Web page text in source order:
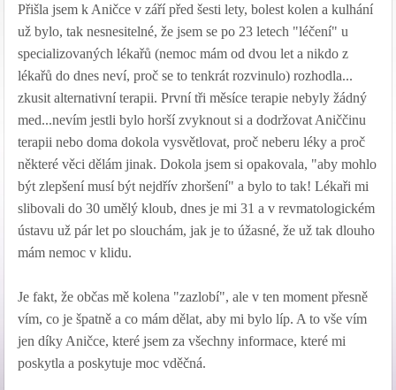
Přišla jsem k Aničce v září před šesti lety, bolest kolen a kulhání
už bylo, tak nesnesitelné, že jsem se po 23 letech "léčení" u
specializovaných lékařů (nemoc mám od dvou let a nikdo z
lékařů do dnes neví, proč se to tenkrát rozvinulo) rozhodla...
zkusit alternativní terapii. První tři měsíce terapie nebyly žádný
med...nevím jestli bylo horší zvyknout si a dodržovat Aniččinu
terapii nebo doma dokola vysvětlovat, proč neberu léky a proč
některé věci dělám jinak. Dokola jsem si opakovala, "aby mohlo
být zlepšení musí být nejdřív zhoršení" a bylo to tak! Lékaři mi
slibovali do 30 umělý kloub, dnes je mi 31 a v revmatologickém
ústavu už pár let po slouchám, jak je to úžasné, že už tak dlouho
mám nemoc v klidu.
Je fakt, že občas mě kolena "zazlobí", ale v ten moment přesně
vím, co je špatně a co mám dělat, aby mi bylo líp. A to vše vím
jen díky Aničce, které jsem za všechny informace, které mi
poskytla a poskytuje moc vděčná.